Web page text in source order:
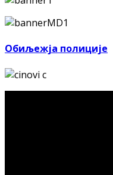
Обиљежја полиције